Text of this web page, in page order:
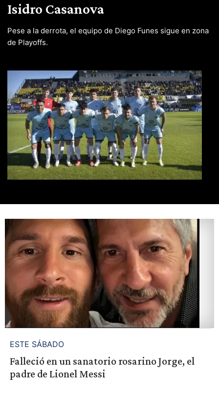
Isidro Casanova
Pese a la derrota, el equipo de Diego Funes sigue en zona
de Playoffs.
ESTE SÁBADO
Falleció en un sanatorio rosarino Jorge, el
padre de Lionel Messi